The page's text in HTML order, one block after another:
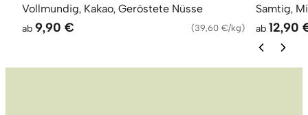
Vollmundig, Kakao, Geröstete Nüsse
ab 9,90 € (39,60 €/kg)
Samtig,
ab 12,90